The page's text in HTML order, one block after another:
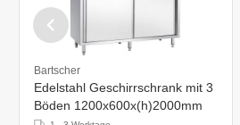
Bartscher
Edelstahl Geschirrschrank mit 3
Böden 1200x600x(h)2000mm